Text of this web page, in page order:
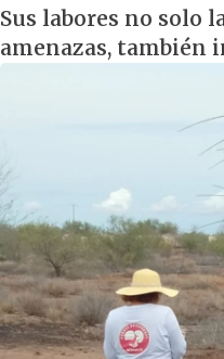
Sus labores no solo
amenazas, también